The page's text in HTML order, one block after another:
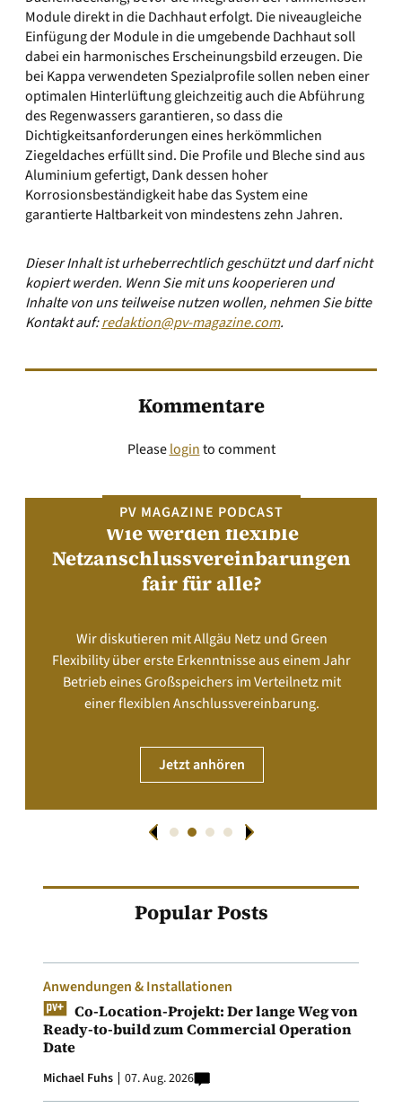
Module direkt in die Dachhaut erfolgt. Die niveaugleiche
Einfügung der Module in die umgebende Dachhaut soll
dabei ein harmonisches Erscheinungsbild erzeugen. Die
bei Kappa verwendeten Spezialprofile sollen neben einer
optimalen Hinterlüftung gleichzeitig auch die Abführung
des Regenwassers garantieren, so dass die
Dichtigkeitsanforderungen eines herkömmlichen
Ziegeldaches erfüllt sind. Die Profile und Bleche sind aus
Aluminium gefertigt, Dank dessen hoher
Korrosionsbeständigkeit habe das System eine
garantierte Haltbarkeit von mindestens zehn Jahren.
Dieser Inhalt ist urheberrechtlich geschützt und darf nicht
kopiert werden. Wenn Sie mit uns kooperieren und
Inhalte von uns teilweise nutzen wollen, nehmen Sie bitte
Kontakt auf:redaktion@pv-magazine.com.
Kommentare
Pleaseloginto comment
PV MAGAZINE PODCAST
Wie werden flexible
Netzanschlussvereinbarungen
fair für alle?
Wir diskutieren mit Allgäu Netz und Green
Flexibility über erste Erkenntnisse aus einem Jahr
Betrieb eines Großspeichers im Verteilnetz mit
einer flexiblen Anschlussvereinbarung.
Jetzt anhören
Popular Posts
Anwendungen & Installationen
Co-Location-Projekt: Der lange Weg von
Ready-to-build zum Commercial Operation
Date
Michael Fuhs 07. Aug. 2026